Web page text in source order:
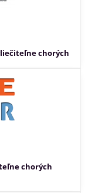
chorých
chorých